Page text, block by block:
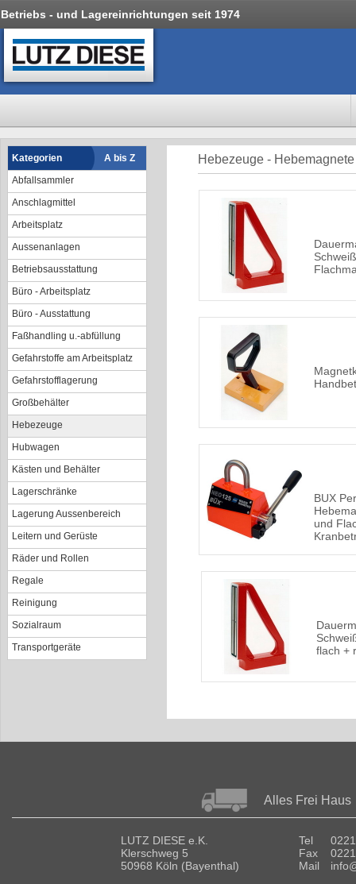
Betriebs - und Lagereinrichtungen seit 1974
Kategorien
A bis Z
Abfallsammler
Anschlagmittel
Arbeitsplatz
Aussenanlagen
Betriebsausstattung
Büro - Arbeitsplatz
Büro - Ausstattung
Faßhandling u.-abfüllung
Gefahrstoffe am Arbeitsplatz
Gefahrstofflagerung
Großbehälter
Hebezeuge
Hubwagen
Kästen und Behälter
Lagerschränke
Lagerung Aussenbereich
Leitern und Gerüste
Räder und Rollen
Regale
Reinigung
Sozialraum
Transportgeräte
Hebezeuge - Hebemagnete
BUX
und
flach +
Alles Frei Haus
LUTZ DIESE e.K.
Klerschweg 5
50968 Köln (Bayenthal)
Tel
Fax
Mail